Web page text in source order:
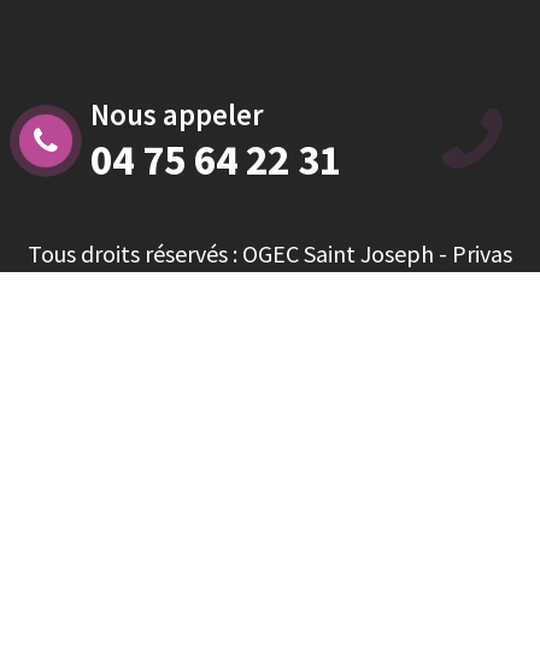
Nous appeler
04 75 64 22 31
Tous droits réservés : OGEC Saint Joseph - Privas